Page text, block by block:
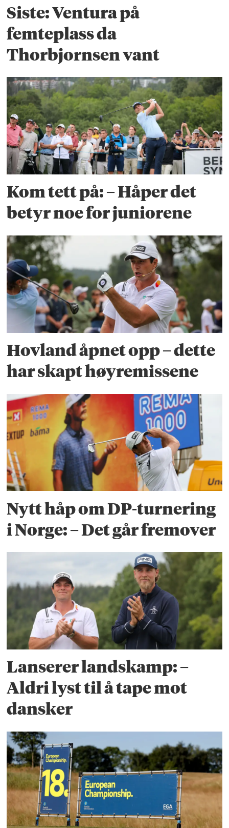
Siste: Ventura på
femteplass da
Thorbjornsen vant
Kom tett på: – Håper det
betyr noe for juniorene
Hovland åpnet opp – dette
har skapt høyremissene
Nytt håp om DP-turnering
i Norge: – Det går fremover
Lanserer landskamp: –
Aldri lyst til å tape mot
dansker